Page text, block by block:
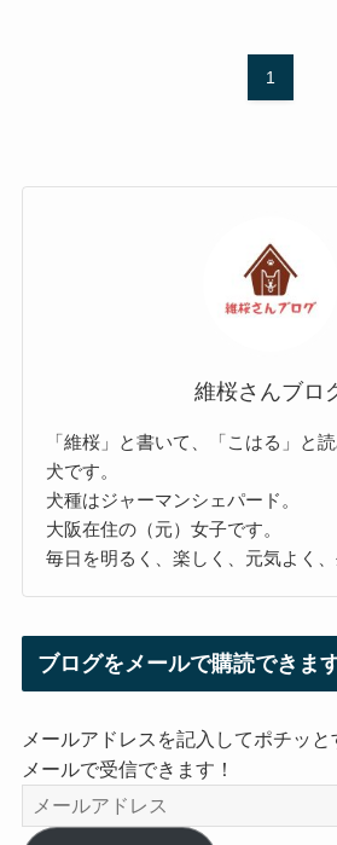
1
維桜さんブロ
「維桜」と書いて、「こはる」と読
犬です。
犬種はジャーマンシェパード。
大阪在住の（元）女子です。
毎日を明るく、楽しく、元気よく、
ブログをメールで購読できま
メールアドレスを記入してポチッ
メールで受信できます！
メ
ー